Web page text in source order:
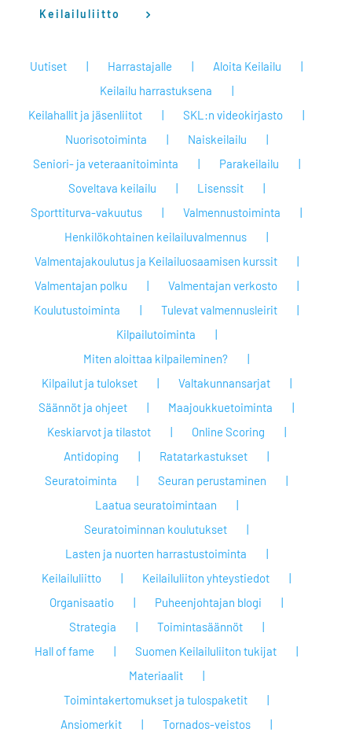
Keilailuliitto
Uutiset Harrastajalle
Aloita Keilailu
Keilailu harrastuksena
Keilahallit ja jäsenliitot
SKL:n videokirjasto
Nuorisotoiminta
Naiskeilailu
Seniori- ja veteraanitoiminta
Parakeilailu
Soveltava keilailu
Lisenssit
Sporttiturva-vakuutus
Valmennustoiminta
Henkilökohtainen keilailuvalmennus
Valmentajakoulutus ja Keilailuosaamisen kurssit
Valmentajan polku
Valmentajan verkosto
Koulutustoiminta
Tulevat valmennusleirit
Kilpailutoiminta
Miten aloittaa kilpaileminen?
Kilpailut ja tulokset
Valtakunnansarjat
Säännöt ja ohjeet
Maajoukkuetoiminta
Keskiarvot ja tilastot
Online Scoring
Antidoping
Ratatarkastukset
Seuratoiminta
Seuran perustaminen
Laatua seuratoimintaan
Seuratoiminnan koulutukset
Lasten ja nuorten harrastustoiminta
Keilailuliitto
Keilailuliiton yhteystiedot
Organisaatio
Puheenjohtajan blogi
Strategia
Toimintasäännöt
Hall of fame
Suomen Keilailuliiton tukijat
Materiaalit
Toimintakertomukset ja tulospaketit
Ansiomerkit
Tornados-veistos